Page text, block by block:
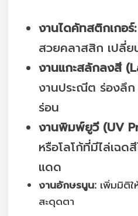
งานไดคัทสติกเกอร์:
สวยคลาสสิก เปลี่ย
งานแกะสลักลงสี
งานประณีต ร่องลึ
ร่อน
งานพิมพ์ยูวี (UV
หรือโลโก้ที่มีไล่เฉ
แดด
งานอักษรนูน: เพิ่มมิติใ
สะดุดตา